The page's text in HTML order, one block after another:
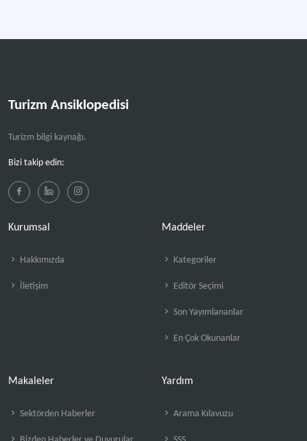
Turizm Ansiklopedisi
Turizm bilgi kaynağı.
Bizi takip edin:
Kurumsal
Hakkımızda
İletişim
Maddeler
Kategoriler
Editör Seçimi
Son Yayımlananlar
En Çok Okunanlar
Makaleler
Sektörden Haberler
Yardım
Arama Kılavuzu